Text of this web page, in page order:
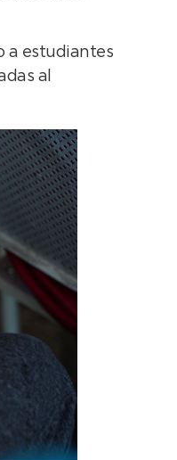
a estudiantes
al